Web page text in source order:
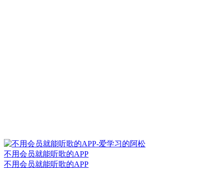
不用会员就能听歌的APP
不用会员就能听歌的APP